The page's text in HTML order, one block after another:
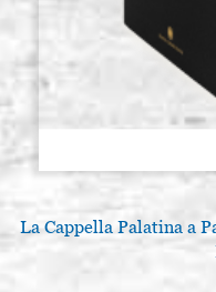
La Cappella Palatina a